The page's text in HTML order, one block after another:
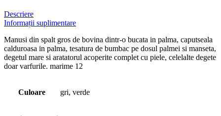
Descriere
Informații suplimentare
Manusi din spalt gros de bovina dintr-o bucata in palma, caputseala
calduroasa in palma, tesatura de bumbac pe dosul palmei si manseta,
degetul mare si aratatorul acoperite complet cu piele, celelalte degete
doar varfurile. marime 12
Culoare gri, verde